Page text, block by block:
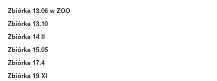
Zbiórka 13.06 w ZOO
Zbiórka 13.10
Zbiórka 14 II
Zbiórka 15.05
Zbiórka 17.4
Zbiórka 19 XI